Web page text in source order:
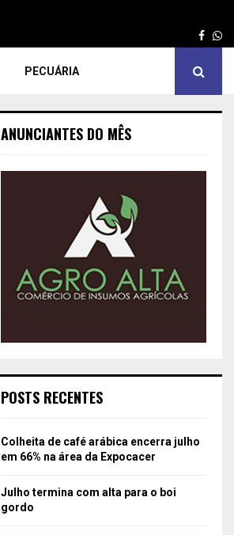
PECUÁRIA
ANUNCIANTES DO MÊS
POSTS RECENTES
Colheita de café arábica encerra julho
em 66% na área da Expocacer
Julho termina com alta para o boi
gordo